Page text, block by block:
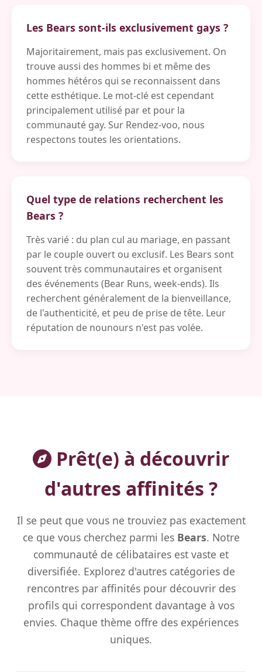
Les Bears sont-ils exclusivement gays ?
Majoritairement, mais pas exclusivement. On
trouve aussi des hommes bi et même des
hommes hétéros qui se reconnaissent dans
cette esthétique. Le mot-clé est cependant
principalement utilisé par et pour la
communauté gay. Sur Rendez-voo, nous
respectons toutes les orientations.
Quel type de relations recherchent les
Bears ?
Très varié : du plan cul au mariage, en passant
par le couple ouvert ou exclusif. Les Bears sont
souvent très communautaires et organisent
des événements (Bear Runs, week-ends). Ils
recherchent généralement de la bienveillance,
de l'authenticité, et peu de prise de tête. Leur
réputation de nounours n'est pas volée.
Prêt(e) à découvrir
d'autres affinités ?
Il se peut que vous ne trouviez pas exactement
ce que vous cherchez parmi les Bears. Notre
communauté de célibataires est vaste et
diversifiée. Explorez d'autres catégories de
rencontres par affinités pour découvrir des
profils qui correspondent davantage à vos
envies. Chaque thème offre des expériences
uniques.